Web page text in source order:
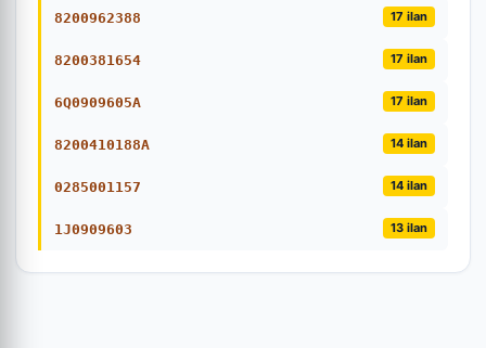
8200962388 17 ilan
8200381654 17 ilan
6Q0909605A 17 ilan
8200410188A 14 ilan
0285001157 14 ilan
1J0909603 13 ilan